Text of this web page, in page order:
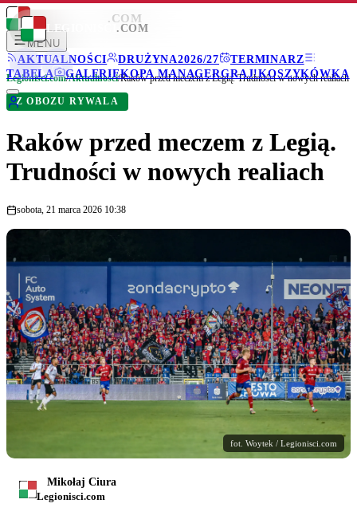
LEGIONISCI .COM
MENU
AKTUALNOŚCI
DRUŻYNA2026/27
TERMINARZ
TABELA
GALERIEKOPA MANAGERGRAJ!KOSZYKÓWKA
LEGIONISCI .COM
Legionisci.com/Aktualności/Raków przed meczem z Legią. Trudności w nowych realiach
Z OBOZU RYWALA
Raków przed meczem z Legią.
Trudności w nowych realiach
sobota, 21 marca 2026 10:38
fot. Woytek / Legionisci.com
Mikołaj Ciura
Legionisci.com